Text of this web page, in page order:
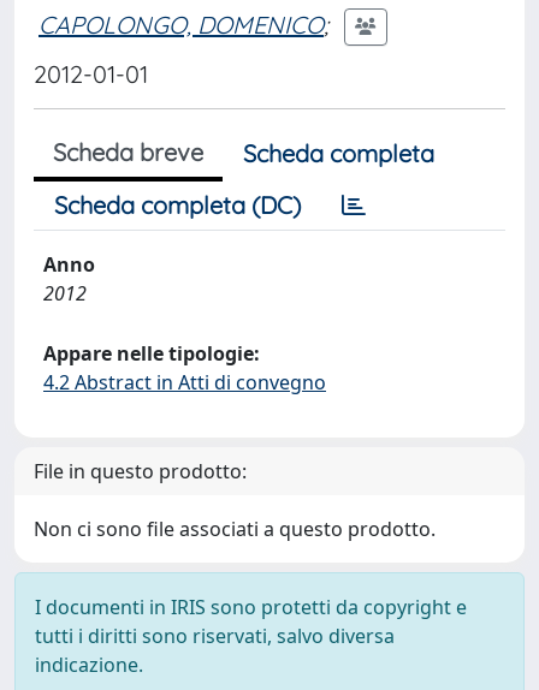
CAPOLONGO, DOMENICO;
2012-01-01
Scheda breve
Scheda completa
Scheda completa (DC)
Anno
2012
Appare nelle tipologie:
4.2 Abstract in Atti di convegno
File in questo prodotto:
Non ci sono file associati a questo prodotto.
I documenti in IRIS sono protetti da copyright e
tutti i diritti sono riservati, salvo diversa
indicazione.